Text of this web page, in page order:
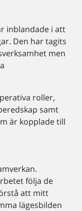
inblandade i att
Den har tagits
men
roller,
samt
är kopplade till
följa de
att mitt
lägesbilden